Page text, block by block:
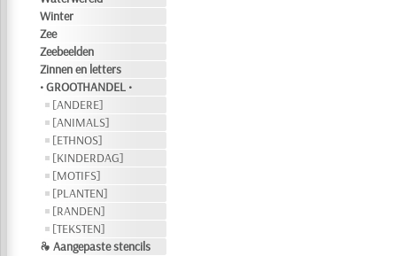
Winter
Zee
Zeebeelden
Zinnen en letters
• GROOTHANDEL •
[ANDERE]
[ANIMALS]
[ETHNOS]
[KINDERDAG]
[MOTIFS]
[PLANTEN]
[RANDEN]
[TEKSTEN]
❧ Aangepaste stencils